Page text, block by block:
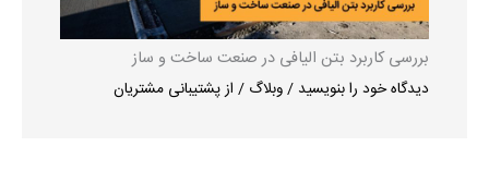
بررسی کاربرد بتن الیافی در صنعت ساخت و ساز
دیدگاه‌ خود را بنویسید /وبلاگ / ازپشتیبانی مشتریان